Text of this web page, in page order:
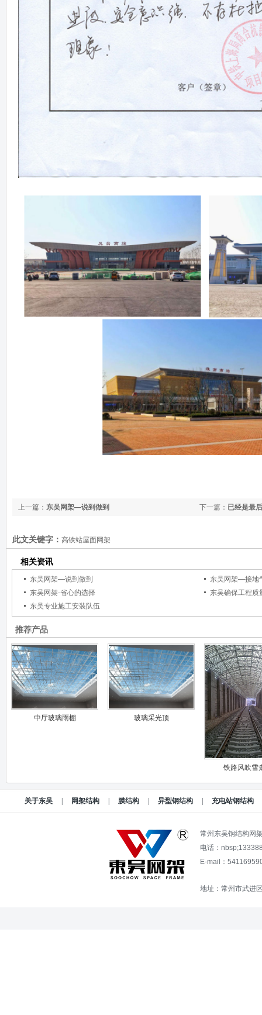
下一篇： 已经是最
上一篇： 东吴网架—说到做到
此文关键字： 高铁站屋面网架
相关资讯
东吴网架—说到做到
东吴网架—接地
东吴网架-省心的选择
东吴确保工程质
东吴专业施工安装队伍
推荐产品
中厅玻璃雨棚 玻璃采光顶
铁路风吹雪
关于东吴 | 网架结构 | 膜结构 | 异型钢结构 | 充电站钢结构
常州东吴钢结构
电话：
E-mail：
地址：常州市武